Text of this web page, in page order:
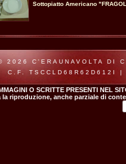
Sottopiatto Americano
2026 C'ERAUNAVOLTA
C.F. TSCCLD68R62D612I
O SCRITTE PRESENTI NEL
la riproduzione, anche parziale di